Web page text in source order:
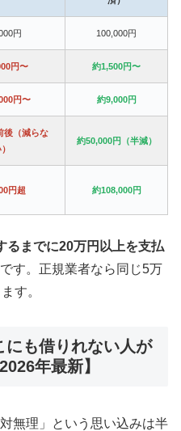
円 100,000円
円〜 約1,500円〜
円〜 約9,000円
後（減らな
約50,000円（半減）
円超 約108,000円
るまでに20万円以上を支払
す。正規業者なら同じ5万
す。
にも借りれない人が
年最新】
無理」という思い込みは半